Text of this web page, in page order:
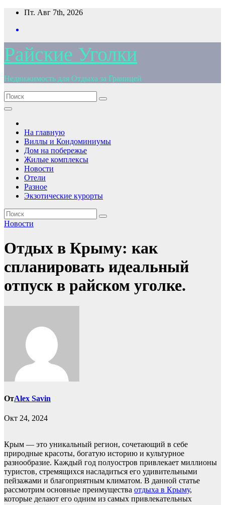
Перейти
содержимому
Пт. Авг 7th, 2026
Райские Уголки
Недвижимость для Отдыха за Границей
На главную
Виллы и Кондоминиумы
Дом на побережье
Жилые комплексы
Новости
Отели
Разное
Экзотические курорты
Новости
Отдых в Крыму: как
спланировать идеальный
отпуск в райском уголке.
ОтAlex Savin
Окт 24, 2024
Крым — это уникальный регион, сочетающий в себе
природные красоты, богатую историю и культурное
разнообразие. Каждый год полуостров привлекает миллионы
туристов, стремящихся насладиться его удивительными
пейзажами и благоприятным климатом. В данной статье
рассмотрим основные преимущества отдыха в Крыму,
которые делают его одним из самых привлекательных